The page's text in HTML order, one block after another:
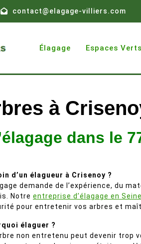
contact@elagage-villiers.com
Élagage Espaces Verts
à
dans le
d’un élagueur à Crisenoy ?
demande de l’expérience, du
Notre entreprise d’élagage en
pour entretenir vos arbres et
élaguer ?
non entretenu peut devenir trop